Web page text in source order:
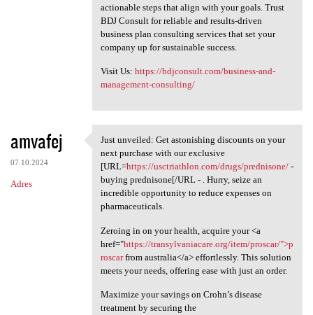
actionable steps that align with your goals. Trust
BDJ Consult for reliable and results-driven
business plan consulting services that set your
company up for sustainable success.
Visit Us: https://bdjconsult.com/business-and-
management-consulting/
amvafej
07.10.2024
Adres
Just unveiled: Get
Just unveiled: Get astonishing discounts on your
next purchase with our exclusive
[URL=https://usctriathlon.com/drugs/prednisone/-
buying prednisone[/URL - . Hurry, seize an
incredible opportunity to reduce expenses on
pharmaceuticals.
Zeroing in on your health, acquire your <a
href="https://transylvaniacare.org/item/proscar/">p
roscarfrom australia</a> effortlessly. This solution
meets your needs, offering ease with just an order.
Maximize your savings on Crohn’s disease
treatment by securing the